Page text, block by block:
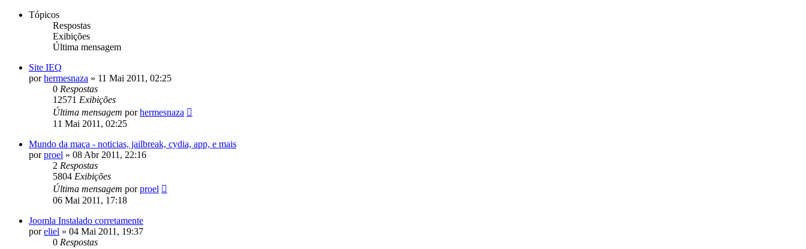
Tópicos
Respostas
Exibições
Última mensagem
Site IEQ
porhermesnaza » 11 Mai 2011, 02:25
0 Respostas
12571 Exibições
Última mensagem porhermesnaza
11 Mai 2011, 02:25
Mundo da maça - noticias, jailbreak, cydia, app, e mais
porproel » 08 Abr 2011, 22:16
2 Respostas
5804 Exibições
Última mensagem porproel
06 Mai 2011, 17:18
Joomla Instalado corretamente
poreliel » 04 Mai 2011, 19:37
0 Respostas